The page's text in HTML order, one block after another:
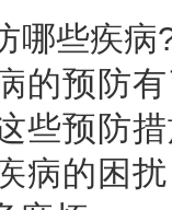
哪些疾
的预防
些预防
病的困